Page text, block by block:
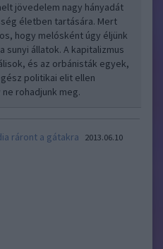
jövedelem nagy hányadát
életben tartására. Mert
hogy melósként úgy éljünk
állatok. A kapitalizmus
és az orbánisták egyek,
politikai elit ellen
rohadjunk meg.
ráront a gátakra
2013.06.10